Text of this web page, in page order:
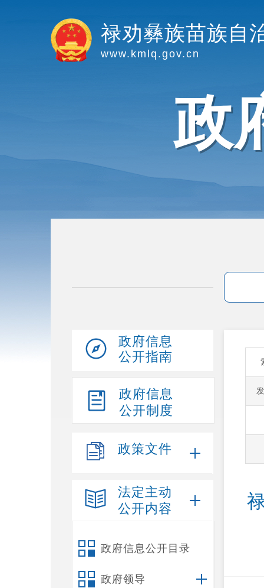
禄劝彝族苗族自
www.kmlq.gov.cn
政
政府信息
公开指南
政府信息
公开制度
政策文件
法定主动
公开内容
政府信息公开目录
政府领导